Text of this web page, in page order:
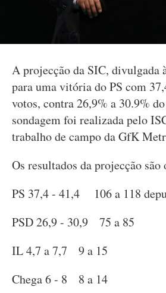
A projecção da SIC, divulgada
para uma vitória do PS com
votos, contra 26,9% a 30.9%
sondagem foi realizada pelo
trabalho de campo da GfK
Os resultados da projecção são
PS 37,4 - 41,4 106 a 118
PSD 26,9 - 30,9 75 a 85
IL 4,7 a 7,7 9 a 15
Chega 6 - 8 8 a 14